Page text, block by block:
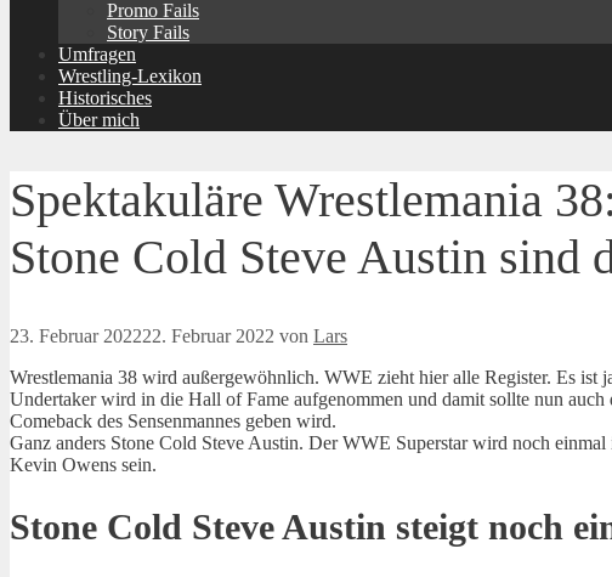
Promo Fails
Story Fails
Umfragen
Wrestling-Lexikon
Historisches
Über mich
Spektakuläre Wrestlemania
Stone Cold Steve Austin sind
23. Februar 202222. Februar 2022 von Lars
Wrestlemania 38 wird außergewöhnlich. WWE zieht hier alle Register. Es ist
Undertaker wird in die Hall of Fame aufgenommen und damit sollte nun auch
Comeback des Sensenmannes geben wird.
Ganz anders Stone Cold Steve Austin. Der WWE Superstar wird noch
Kevin Owens sein.
Stone Cold Steve Austin steigt noch